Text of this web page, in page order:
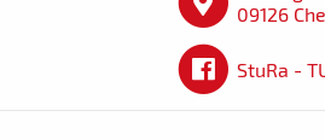
09126
StuRa -